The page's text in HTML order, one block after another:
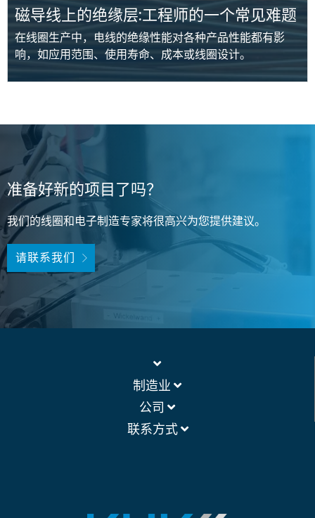
磁导线上的绝缘层:工程师的一个常见难题
在线圈生产中，电线的绝缘性能对各种产品性能都有影
响，如应用范围、使用寿命、成本或线圈设计。
准备好新的项目了吗？
我们的线圈和电子制造专家将很高兴为您提供建议。
请联系我们
制造业
公司
联系方式